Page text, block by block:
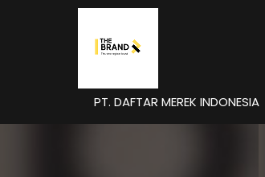
PT. DAFTAR MEREK INDONESIA